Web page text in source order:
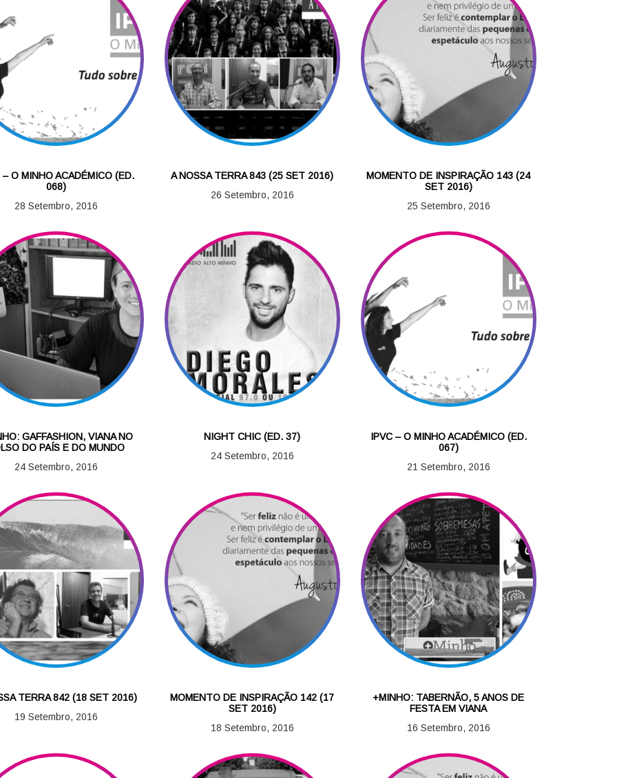
– O MINHO ACADÉMICO (ED.
068)
28 Setembro, 2016
A NOSSA TERRA 843 (25 SET 2016)
26 Setembro, 2016
MOMENTO DE INSPIRAÇÃO 143 (24
SET 2016)
25 Setembro, 2016
GAFFASHION, VIANA NO
DO PAÍS E DO MUNDO
24 Setembro, 2016
NIGHT CHIC (ED. 37)
24 Setembro, 2016
IPVC – O MINHO ACADÉMICO (ED.
067)
21 Setembro, 2016
TERRA 842 (18 SET 2016)
19 Setembro, 2016
MOMENTO DE INSPIRAÇÃO 142 (17
SET 2016)
18 Setembro, 2016
+MINHO: TABERNÃO, 5 ANOS DE
FESTA EM VIANA
16 Setembro, 2016